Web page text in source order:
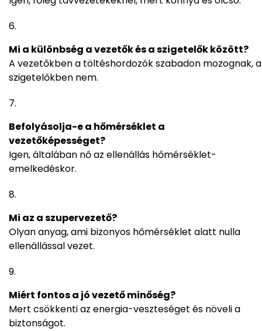
Mi a különbség a vezetők és a szigetelők között?
A vezetőkben a töltéshordozók szabadon mozognak, a
szigetelőkben nem.
Befolyásolja-e a hőmérséklet a
vezetőképességet?
Igen, általában nő az ellenállás hőmérséklet-
emelkedéskor.
Mi az a szupervezető?
Olyan anyag, ami bizonyos hőmérséklet alatt nulla
ellenállással vezet.
Miért fontos a jó vezető minőség?
Mert csökkenti az energia-veszteséget és növeli a
biztonságot.